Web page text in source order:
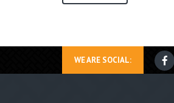
WE ARE SOCIAL: